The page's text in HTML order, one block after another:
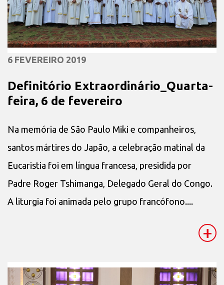
6 FEVEREIRO 2019
Definitório Extraordinário_Quarta-
feira, 6 de fevereiro
Na memória de São Paulo Miki e companheiros,
santos mártires do Japão, a celebração matinal da
Eucaristia foi em língua francesa, presidida por
Padre Roger Tshimanga, Delegado Geral do Congo.
A liturgia foi animada pelo grupo francófono....
+